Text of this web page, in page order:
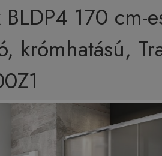
BLDP4 170 cm-
krómhatású,